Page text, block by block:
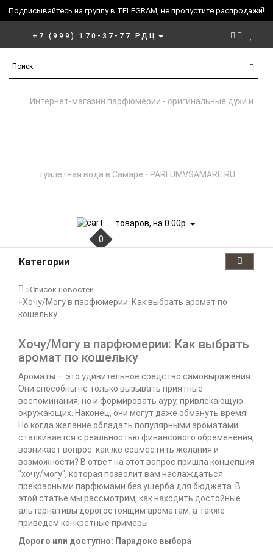
Подписывайтесь на группу в TELEGRAM, не пропустите распродажи!
+7 (999) 170-37-77 РДЦ
0
товаров, на 0.00р.
Категории
Список новостей
Хочу/Могу в парфюмерии: Как выбрать аромат по
кошельку
Хочу/Могу в парфюмерии: Как выбрать
аромат по кошельку
Ароматы — это удивительное средство самовыражения.
Они способны не только вызывать приятные
воспоминания, но и формировать ауру, привлекающую
окружающих. Наконец, они могут даже обмануть время!
Но когда желание обладать популярными ароматами
сталкивается с реальностью финансового обременения,
возникает вопрос: как же совместить желания и
возможности? В ответ на этот вопрос пришла концепция
"хочу/могу", которая позволит вам наслаждаться
прекрасными парфюмами без ущерба для бюджета. В
этой статье мы рассмотрим, как находить достойные
альтернативы дорогостоящим ароматам, а также
приведем конкретные примеры.
Дорого или доступно: Парадокс выбора